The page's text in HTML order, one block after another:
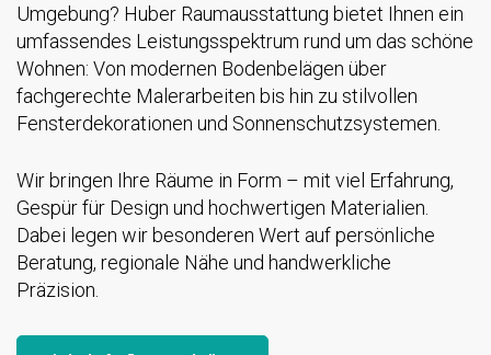
Umgebung? Huber Raumausstattung bietet Ihnen ein
umfassendes Leistungsspektrum rund um das schöne
Wohnen: Von modernen Bodenbelägen über
fachgerechte Malerarbeiten bis hin zu stilvollen
Fensterdekorationen und Sonnenschutzsystemen.
Wir bringen Ihre Räume in Form – mit viel Erfahrung,
Gespür für Design und hochwertigen Materialien.
Dabei legen wir besonderen Wert auf persönliche
Beratung, regionale Nähe und handwerkliche
Präzision.